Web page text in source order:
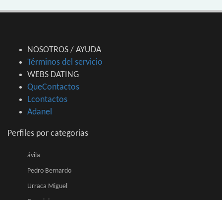
NOSOTROS / AYUDA
Términos del servicio
WEBS DATING
QueContactos
Lcontactos
Adanel
Perfiles por categorias
ávila
Pedro Bernardo
Urraca Miguel